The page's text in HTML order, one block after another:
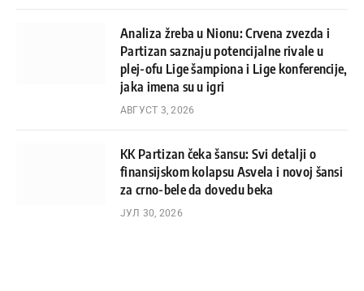
Analiza žreba u Nionu: Crvena zvezda i
Partizan saznaju potencijalne rivale u
plej-ofu Lige šampiona i Lige konferencije,
jaka imena su u igri
АВГУСТ 3, 2026
KK Partizan čeka šansu: Svi detalji o
finansijskom kolapsu Asvela i novoj šansi
za crno-bele da dovedu beka
ЈУЛ 30, 2026